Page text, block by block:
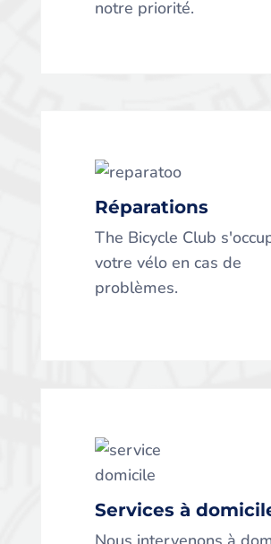
notre priorité.
Réparations
The Bicycle Club
votre vélo en cas de
problèmes.
The Bicycle Club s'occupe
votre vélo en cas de
problèmes.
Services à
Services à domicile
Nous intervenons à
pour votre vélo !